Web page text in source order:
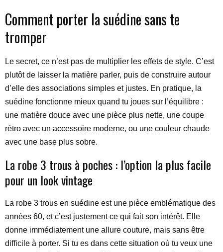
Comment porter la suédine sans te
tromper
Le secret, ce n’est pas de multiplier les effets de style. C’est
plutôt de laisser la matière parler, puis de construire autour
d’elle des associations simples et justes. En pratique, la
suédine fonctionne mieux quand tu joues sur l’équilibre :
une matière douce avec une pièce plus nette, une coupe
rétro avec un accessoire moderne, ou une couleur chaude
avec une base plus sobre.
La robe 3 trous à poches : l’option la plus facile
pour un look vintage
La robe 3 trous en suédine est une pièce emblématique des
années 60, et c’est justement ce qui fait son intérêt. Elle
donne immédiatement une allure couture, mais sans être
difficile à porter. Si tu es dans cette situation où tu veux une